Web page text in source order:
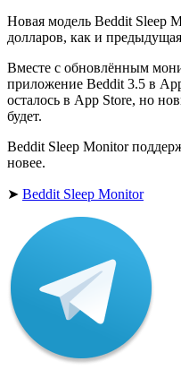
Новая модель Beddit Sleep
долларов, как и
Вместе с обновлённым
приложение Beddit 3.5 в
осталось в App Store, но
будет.
Beddit Sleep Monitor
новее.
➤ Beddit Sleep Monitor